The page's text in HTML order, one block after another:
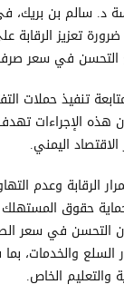
د. سالم بن بريك، في
تعزيز
التحسن في سعر
تنفيذ حملات
هذه الإجراءات
اليمني.
الرقابة وعدم
حقوق المستهلك
أن التحسن في سعر
والخدمات،
والتعليم الخاص.